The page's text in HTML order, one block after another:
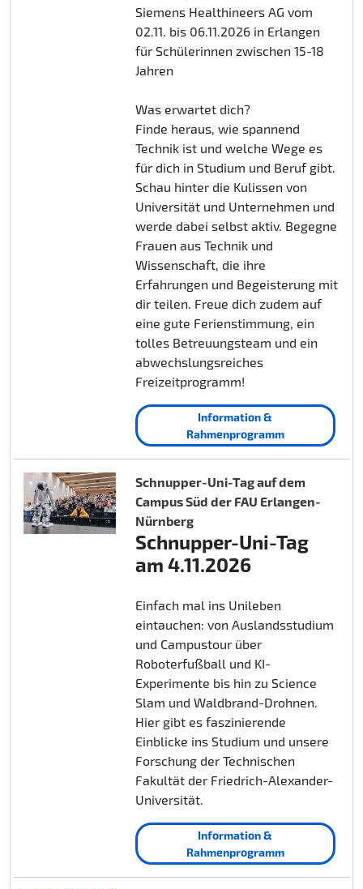
Siemens Healthineers AG vom
02.11. bis 06.11.2026 in Erlangen
für Schülerinnen zwischen 15-18
Jahren
Was erwartet dich?
Finde heraus, wie spannend
Technik ist und welche Wege es
für dich in Studium und Beruf gibt.
Schau hinter die Kulissen von
Universität und Unternehmen und
werde dabei selbst aktiv. Begegne
Frauen aus Technik und
Wissenschaft, die ihre
Erfahrungen und Begeisterung mit
dir teilen. Freue dich zudem auf
eine gute Ferienstimmung, ein
tolles Betreuungsteam und ein
abwechslungsreiches
Freizeitprogramm!
Information &
Rahmenprogramm
Schnupper-Uni-Tag auf dem
Campus Süd der FAU Erlangen-
Nürnberg
Schnupper-Uni-Tag
am 4.11.2026
Einfach mal ins Unileben
eintauchen: von Auslandsstudium
und Campustour über
Roboterfußball und KI-
Experimente bis hin zu Science
Slam und Waldbrand-Drohnen.
Hier gibt es faszinierende
Einblicke ins Studium und unsere
Forschung der Technischen
Fakultät der Friedrich-Alexander-
Universität.
Information &
Rahmenprogramm